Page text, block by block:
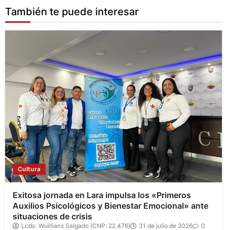
También te puede interesar
Cultura
Exitosa jornada en Lara impulsa los «Primeros
Auxilios Psicológicos y Bienestar Emocional» ante
situaciones de crisis
Lcdo. Wuillians Salgado (CNP: 22.476) 31 de julio de 2026 0